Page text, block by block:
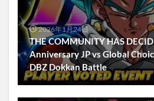
2026年1月24日
THE COMMUNITY HAS
Anniversary JP vs Global
DBZ Dokkan Battle